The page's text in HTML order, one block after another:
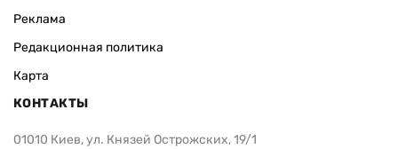
Реклама
Редакционная политика
Карта
КОНТАКТЫ
01010 Киев, ул. Князей Острожских, 19/1